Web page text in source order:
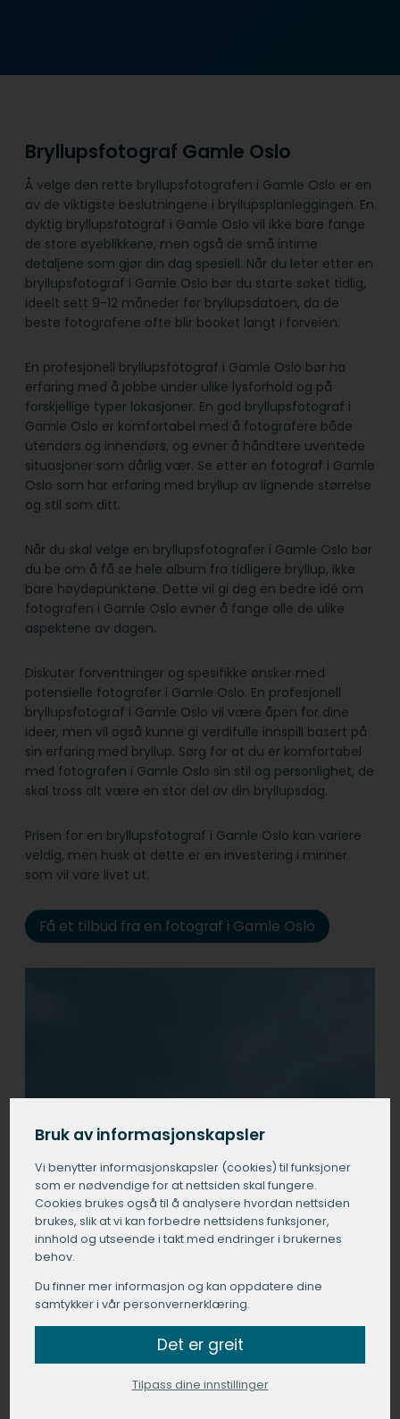
Bryllupsfotograf Gamle Oslo
Å velge den rette bryllupsfotografen i Gamle Oslo er en
av de viktigste beslutningene i bryllupsplanleggingen. En
dyktig bryllupsfotograf i Gamle Oslo vil ikke bare fange
de store øyeblikkene, men også de små intime
detaljene som gjør din dag spesiell. Når du leter etter en
bryllupsfotograf i Gamle Oslo bør du starte søket tidlig,
ideelt sett 9-12 måneder før bryllupsdatoen, da de
beste fotografene ofte blir booket langt i forveien.
En profesjonell bryllupsfotograf i Gamle Oslo bør ha
erfaring med å jobbe under ulike lysforhold og på
forskjellige typer lokasjoner. En god bryllupsfotograf i
Gamle Oslo er komfortabel med å fotografere både
utendørs og innendørs, og evner å håndtere uventede
situasjoner som dårlig vær. Se etter en fotograf i Gamle
Oslo som har erfaring med bryllup av lignende størrelse
og stil som ditt.
Når du skal velge en bryllupsfotografer i Gamle Oslo bør
du be om å få se hele album fra tidligere bryllup, ikke
bare høydepunktene. Dette vil gi deg en bedre idé om
fotografen i Gamle Oslo evner å fange alle de ulike
aspektene av dagen.
Diskuter forventninger og spesifikke ønsker med
potensielle fotografer i Gamle Oslo. En profesjonell
bryllupsfotograf i Gamle Oslo vil være åpen for dine
ideer, men vil også kunne gi verdifulle innspill basert på
sin erfaring med bryllup. Sørg for at du er komfortabel
med fotografen i Gamle Oslo sin stil og personlighet, de
skal tross alt være en stor del av din bryllupsdag.
Prisen for en bryllupsfotograf i Gamle Oslo kan variere
veldig, men husk at dette er en investering i minner
som vil vare livet ut.
Få et tilbud fra en fotograf i Gamle Oslo
Bruk av informasjonskapsler
Vi benytter informasjons­kapsler (cookies) til funksjoner
som er nødvendige for at nettsiden skal fungere.
Cookies brukes også til å analysere hvordan nettsiden
brukes, slik at vi kan forbedre nettsidens funksjoner,
innhold og utseende i takt med endringer i brukernes
behov.
Du finner mer informasjon og kan oppdatere dine
samtykker i vår personvernerklæring.
Det er greit
Tilpass dine innstillinger